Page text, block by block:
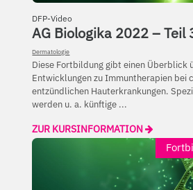
DFP-Video
AG Biologika 2022 – Teil
Dermatologie
Diese Fortbildung gibt einen Überblick
Entwicklungen zu Immuntherapien bei
entzündlichen Hauterkrankungen.
werden u. a. künftige ...
ZUR KURSINFORMATION